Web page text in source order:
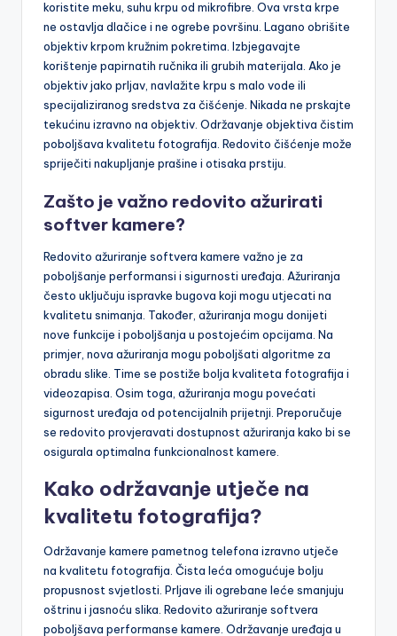
koristite meku, suhu krpu od mikrofibre. Ova vrsta krpe
ne ostavlja dlačice i ne ogrebe površinu. Lagano obrišite
objektiv krpom kružnim pokretima. Izbjegavajte
korištenje papirnatih ručnika ili grubih materijala. Ako je
objektiv jako prljav, navlažite krpu s malo vode ili
specijaliziranog sredstva za čišćenje. Nikada ne prskajte
tekućinu izravno na objektiv. Održavanje objektiva čistim
poboljšava kvalitetu fotografija. Redovito čišćenje može
spriječiti nakupljanje prašine i otisaka prstiju.
Zašto je važno redovito ažurirati
softver kamere?
Redovito ažuriranje softvera kamere važno je za
poboljšanje performansi i sigurnosti uređaja. Ažuriranja
često uključuju ispravke bugova koji mogu utjecati na
kvalitetu snimanja. Također, ažuriranja mogu donijeti
nove funkcije i poboljšanja u postojećim opcijama. Na
primjer, nova ažuriranja mogu poboljšati algoritme za
obradu slike. Time se postiže bolja kvaliteta fotografija i
videozapisa. Osim toga, ažuriranja mogu povećati
sigurnost uređaja od potencijalnih prijetnji. Preporučuje
se redovito provjeravati dostupnost ažuriranja kako bi se
osigurala optimalna funkcionalnost kamere.
Kako održavanje utječe na
kvalitetu fotografija?
Održavanje kamere pametnog telefona izravno utječe
na kvalitetu fotografija. Čista leća omogućuje bolju
propusnost svjetlosti. Prljave ili ogrebane leće smanjuju
oštrinu i jasnoću slika. Redovito ažuriranje softvera
poboljšava performanse kamere. Održavanje uređaja u